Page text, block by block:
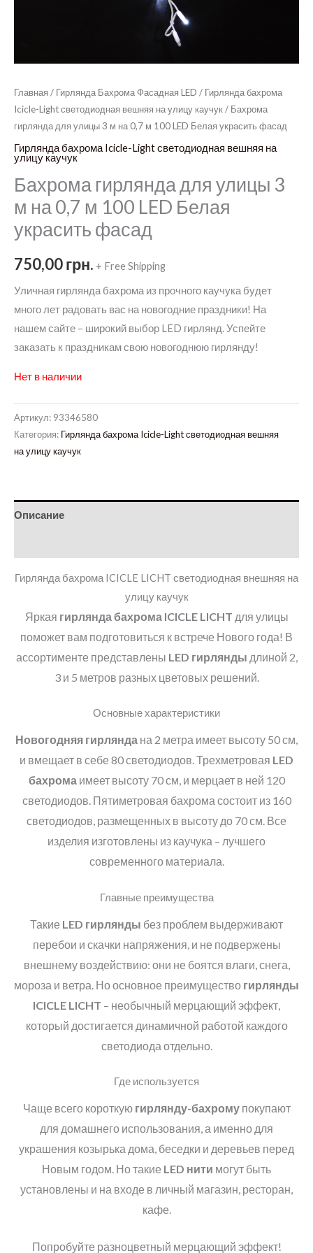
Главная / Гирлянда Бахрома Фасадная LED / Гирлянда бахрома
Icicle-Light светодиодная вешняя на улицу каучук/ Бахрома
гирлянда для улицы 3 м на 0,7 м 100 LED Белая украсить фасад
Гирлянда бахрома Icicle-Light светодиодная вешняя на
улицу каучук
Бахрома гирлянда для улицы 3
м на 0,7 м 100 LED Белая
украсить фасад
750,00грн. + Free Shipping
Уличная гирлянда бахрома из прочного каучука будет
много лет радовать вас на новогодние праздники! На
нашем сайте – широкий выбор LED гирлянд. Успейте
заказать к праздникам свою новогоднюю гирлянду!
Нет в наличии
Артикул: 93346580
Категория: Гирлянда бахрома Icicle-Light светодиодная вешняя
на улицу каучук
Описание
Гирлянда бахрома ICICLE LICHT светодиодная внешняя на
улицу каучук
Яркая гирлянда бахрома ICICLE LICHT для улицы
поможет вам подготовиться к встрече Нового года! В
ассортименте представлены LED гирлянды длиной 2,
3 и 5 метров разных цветовых решений.
Основные характеристики
Новогодняя гирлянда на 2 метра имеет высоту 50 см,
и вмещает в себе 80 светодиодов. Трехметровая LED
бахромаимеет высоту 70 см, и мерцает в ней 120
светодиодов. Пятиметровая бахрома состоит из 160
светодиодов, размещенных в высоту до 70 см. Все
изделия изготовлены из каучука – лучшего
современного материала.
Главные преимущества
Такие LED гирлянды без проблем выдерживают
перебои и скачки напряжения, и не подвержены
внешнему воздействию: они не боятся влаги, снега,
мороза и ветра. Но основное преимущество гирлянды
ICICLE LICHT – необычный мерцающий эффект,
который достигается динамичной работой каждого
светодиода отдельно.
Где используется
Чаще всего короткую гирлянду-бахромупокупают
для домашнего использования, а именно для
украшения козырька дома, беседки и деревьев перед
Новым годом. Но такие LED нити могут быть
установлены и на входе в личный магазин, ресторан,
кафе.
Попробуйте разноцветный мерцающий эффект!